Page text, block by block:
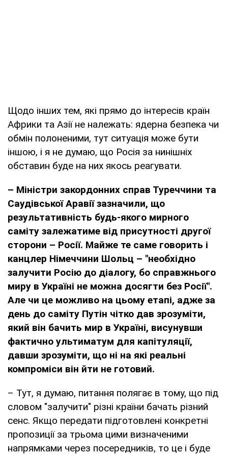
Щодо інших тем, які прямо до інтересів країн
Африки та Азії не належать: ядерна безпека чи
обмін полоненими, тут ситуація може бути
іншою, і я не думаю, що Росія за нинішніх
обставин буде на них якось реагувати.
– Міністри закордонних справ Туреччини та
Саудівської Аравії зазначили, що
результативність будь-якого мирного
саміту залежатиме від присутності другої
сторони – Росії. Майже те саме говорить і
канцлер Німеччини Шольц – "необхідно
залучити Росію до діалогу, бо справжнього
миру в Україні не можна досягти без Росії".
Але чи це можливо на цьому етапі, адже за
день до саміту Путін чітко дав зрозуміти,
який він бачить мир в Україні, висунувши
фактично ультиматум для капітуляції,
давши зрозуміти, що ні на які реальні
компроміси він йти не готовий.
– Тут, я думаю, питання полягає в тому, що під
словом "залучити" різні країни бачать різний
сенс. Якщо передати підготовлені конкретні
пропозиції за трьома цими визначеними
напрямками через посередників, то це і буде